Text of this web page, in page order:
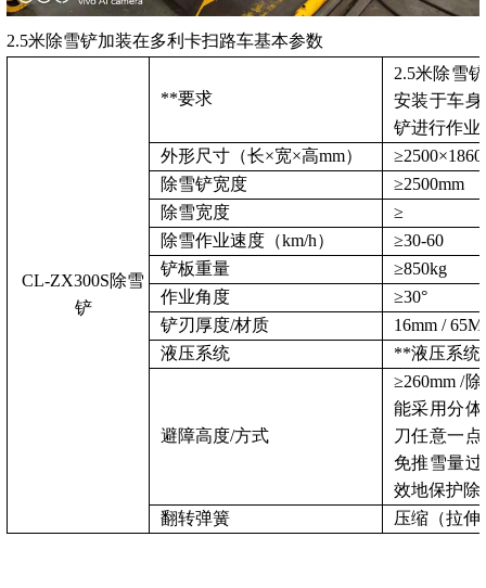
2.5米除雪铲加装在多利卡扫路车基本参数
CL-ZX300S除雪
铲
**要求
2.5米除雪
安装于车
铲进行作
外形尺寸（长×宽×高mm） ≥2500×1860
除雪铲宽度
≥2500mm
除雪宽度
≥
除雪作业速度（km/h） ≥30-60
铲板重量
≥850kg
作业角度
≥30°
铲刃厚度/材质
16mm /
液压系统
**液压系统
避障高度/方式
≥260mm /除
能采用分
刀任意一
免推雪量
效地保护除
翻转弹簧
压缩（拉伸